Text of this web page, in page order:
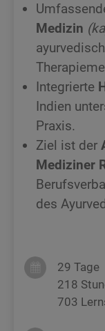
Medizin
Integrierte
Indien
Praxis.
Ziel ist der
Mediziner
des
29 Tage
218
703